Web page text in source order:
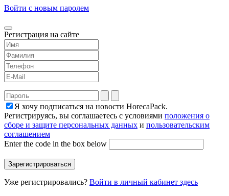
Войти с новым паролем
Регистрация на сайте
Я хочу подписаться на новости HorecaPack.
Регистрируясь, вы соглашаетесь с условиями положения о
сборе и защите персональных данных и пользовательским
соглашением
Enter the code in the box below
Уже регистрировались? Войти в личный кабинет здесь